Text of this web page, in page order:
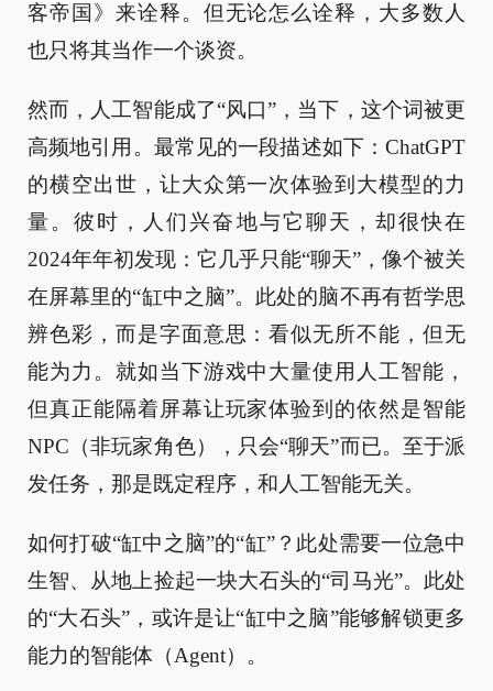
客帝国》来诠释。但无论怎么诠释，大多数人
也只将其当作一个谈资。
然而，人工智能成了“风口”，当下，这个词被更
高频地引用。最常见的一段描述如下：ChatGPT
的横空出世，让大众第一次体验到大模型的力
量。彼时，人们兴奋地与它聊天，却很快在
2024年年初发现：它几乎只能“聊天”，像个被关
在屏幕里的“缸中之脑”。此处的脑不再有哲学思
辨色彩，而是字面意思：看似无所不能，但无
能为力。就如当下游戏中大量使用人工智能，
但真正能隔着屏幕让玩家体验到的依然是智能
NPC（非玩家角色），只会“聊天”而已。至于派
发任务，那是既定程序，和人工智能无关。
如何打破“缸中之脑”的“缸”？此处需要一位急中
生智、从地上捡起一块大石头的“司马光”。此处
的“大石头”，或许是让“缸中之脑”能够解锁更多
能力的智能体（Agent）。